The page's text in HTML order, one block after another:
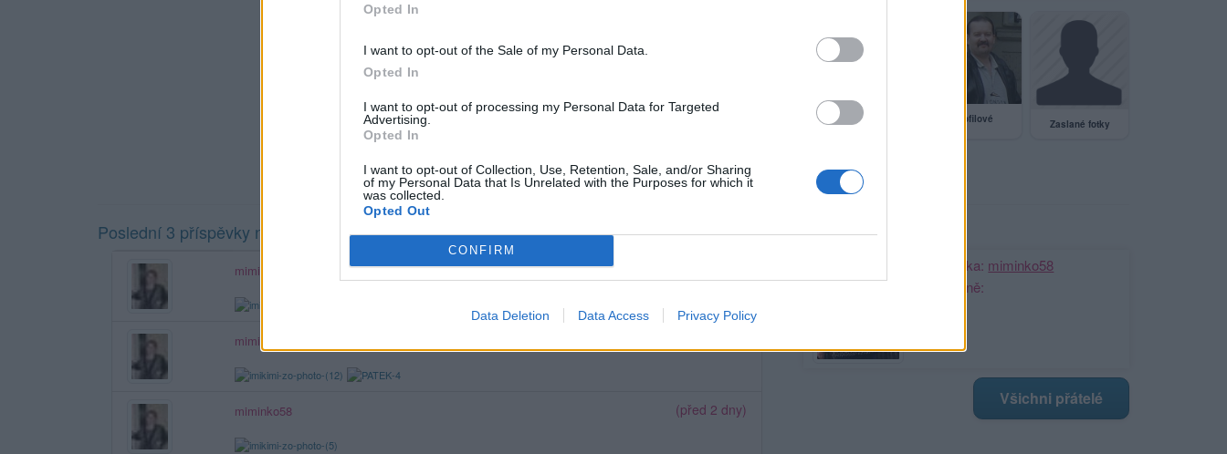
Opted In
I want to opt-out of the Sale of my Personal Data.
Opted In
I want to opt-out of processing my Personal Data for Targeted
Advertising.
Opted In
I want to opt-out of Collection, Use, Retention, Sale, and/or Sharing
of my Personal Data that Is Unrelated with the Purposes for which it
was collected.
Opted Out
CONFIRM
Data Deletion Data Access Privacy Policy
Veřejné Profilové Zaslané fotky
Poslední 3 příspěvky na mé zdi
miminko58
miminko58
miminko58 (před 2 dny)
Moji nejnovější přátelé
Kamarádka: miminko58
Říká o mně:
Všichni přátelé